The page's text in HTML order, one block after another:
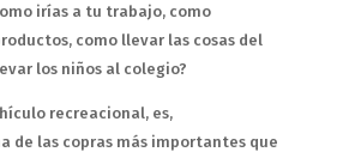
irías a tu trabajo, como
como llevar las cosas del
los niños al colegio?
recreacional, es,
de las copras más importantes que